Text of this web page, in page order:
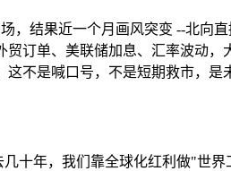
，结果近一个月画风突变 --北向直
订单、美联储加息、汇率波动，
不是喊口号，不是短期救市，是
十年，我们靠全球化红利做"世